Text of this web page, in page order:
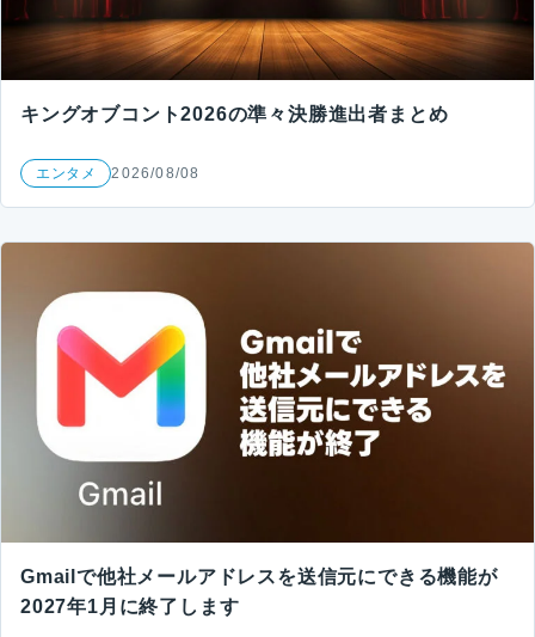
キングオブコント2026の準々決勝進出者まとめ
エンタメ 2026/08/08
Gmailで他社メールアドレスを送信元にできる機能が
2027年1月に終了します